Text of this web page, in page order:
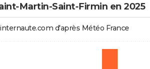
Martin-Saint-Firmin en 2025
d'après Météo France